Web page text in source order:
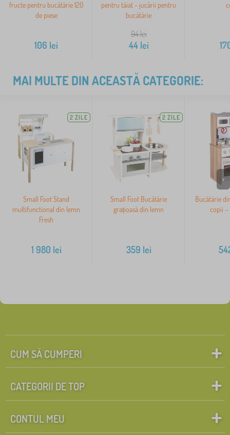
fructe pentru bucătărie 120
de piese
106 lei
pentru tăiat - jucării pentru
bucătărie
94lei
44lei
MAI MULTE DIN ACEASTĂ CATEGORIE:
2 ZILE
Small Foot Stand
multifunctional din lemn
Fresh
1 980 lei
2 ZILE
Small Foot Bucătărie
grațioasă din lemn
359 lei
Bucătărie
copii –
>
CUM SĂ CUMPERI
CATEGORII DE TOP
CONTUL MEU